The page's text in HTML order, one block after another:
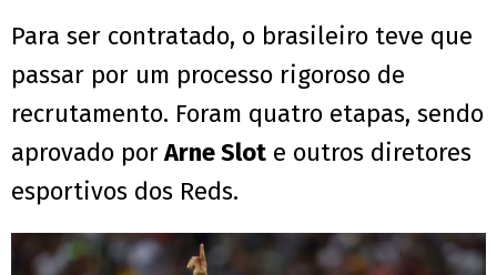
Para ser contratado, o brasileiro teve que
passar por um processo rigoroso de
recrutamento. Foram quatro etapas, sendo
aprovado porArne Slot e outros diretores
esportivos dos Reds.